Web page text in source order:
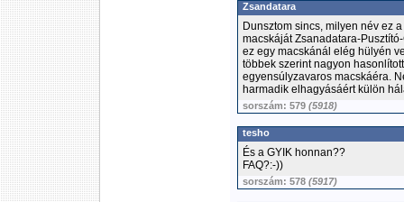
Zsandatara
Dunsztom sincs, milyen név ez
macskáját Zsanadatara-
ez egy macskánál elég hülyén
többek szerint nagyon
egyensúlyzavaros macskáéra.
harmadik elhagyásáért külön
sorszám: 579 (5918)
tesho
És a GYIK honnan??
FAQ?:-))
sorszám: 578 (5917)